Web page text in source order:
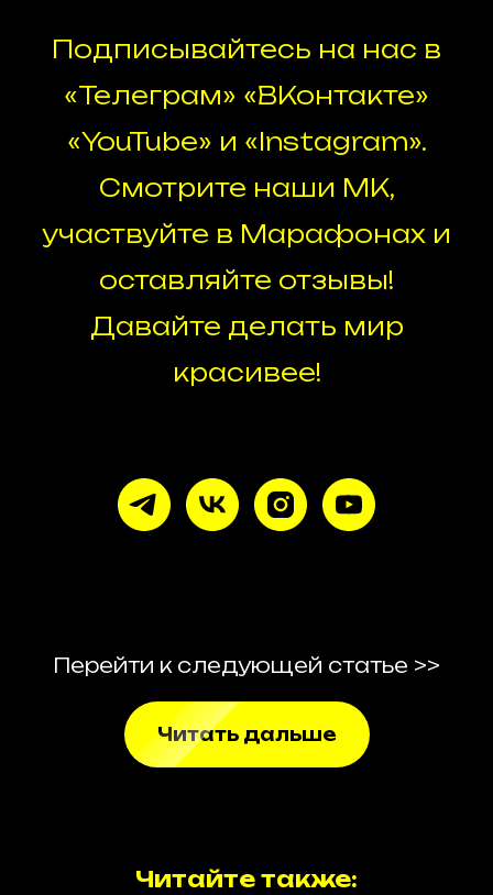
Подписывайтесь на нас в
«Телеграм» «ВКонтакте»
«YouTube» и «Instagram».
Смотрите наши МК,
участвуйте в Марафонах и
оставляйте отзывы!
Давайте делать мир
красивее!
Перейти к следующей статье >>
Читать дальше
Читайте также: